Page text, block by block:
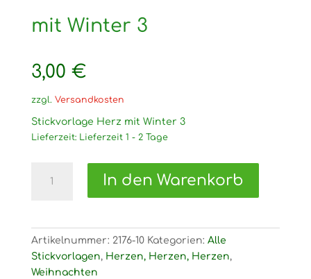
mit Winter 3
3,00 €
zzgl. Versandkosten
Stickvorlage Herz mit Winter 3
Lieferzeit: Lieferzeit 1 - 2 Tage
Stickvorlage
Winter
3
Menge
In den Warenkorb
Artikelnummer: 2176-10 Kategorien: Alle
Stickvorlagen, Herzen, Herzen, Herzen,
Weihnachten